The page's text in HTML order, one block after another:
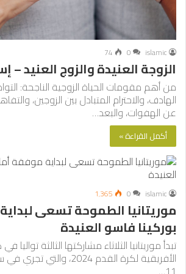
islamic
0
74
الزوجة العنيدة والزوج العنيد –
من أهم مقومات الحياة الزوجية الناجحة:
الهادف، والاحترام المتبادل بين الزوجين،
عن الهفوات، والبعد…
أكمل القراءة »
islamic
0 1٬365
موريتانيا الطموحة تسعى
بوركينا فاسو العنيدة
تبدأ موريتانيا الثلاثاء مشاركتها الثالثة تواليا
الأفريقية لكرة القدم 2024،